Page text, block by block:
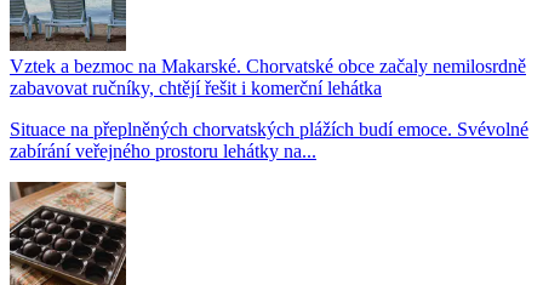
Vztek a bezmoc na Makarské. Chorvatské obce začaly nemilosrdně
zabavovat ručníky, chtějí řešit i komerční lehátka
Situace na přeplněných chorvatských plážích budí emoce. Svévolné
zabírání veřejného prostoru lehátky na...